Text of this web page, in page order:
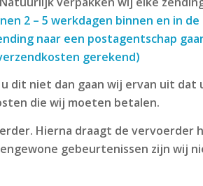
2 – 5 werkdagen binnen en in
naar een postagentschap
gerekend)
dit niet dan gaan wij ervan uit dat
die wij moeten betalen.
Hierna draagt de vervoerder
gebeurtenissen zijn wij